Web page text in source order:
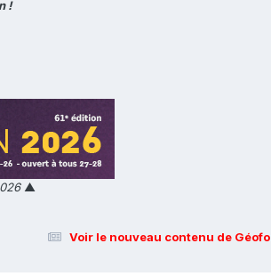
!
▲
Voir le nouveau contenu de